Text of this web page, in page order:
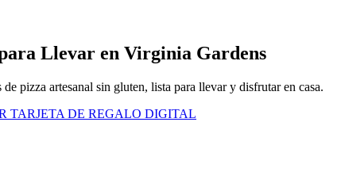
Llevar en Virginia Gardens
pizza artesanal sin gluten, lista para llevar y disfrutar en casa.
TARJETA DE REGALO DIGITAL